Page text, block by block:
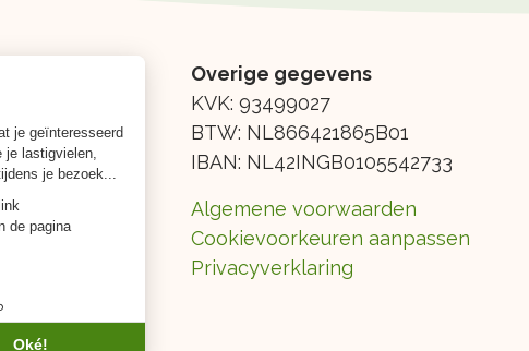
Overige gegevens
KVK: 93499027
BTW: NL866421865B01
IBAN: NL42INGB0105542733
Algemene voorwaarden
Cookievoorkeuren aanpassen
Privacyverklaring